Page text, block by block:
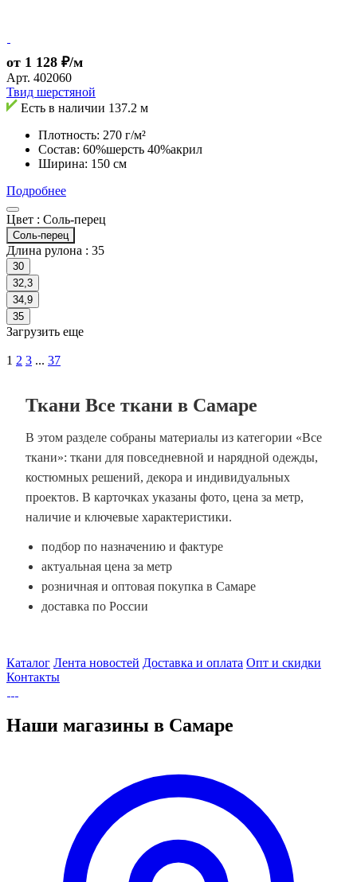
от 1 128 ₽/м
Арт. 402060
Твид шерстяной
Есть в наличии 137.2 м
Плотность: 270 г/м²
Состав: 60%шерсть 40%акрил
Ширина: 150 см
Подробнее
Цвет : Соль-перец
Соль-перец
Длина рулона : 35
30
32,3
34,9
35
Загрузить еще
1 2 3 ... 37
Ткани Все ткани в Самаре
В этом разделе собраны материалы из категории «Все
ткани»: ткани для повседневной и нарядной одежды,
костюмных решений, декора и индивидуальных
проектов. В карточках указаны фото, цена за метр,
наличие и ключевые характеристики.
подбор по назначению и фактуре
актуальная цена за метр
розничная и оптовая покупка в Самаре
доставка по России
Каталог Лента новостей Доставка и оплата Опт и скидки
Контакты
Наши магазины в Самаре